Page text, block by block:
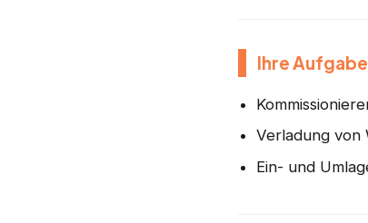
Ihre
Verladung von
Ein- und